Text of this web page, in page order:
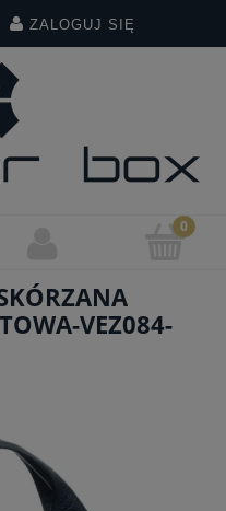
ZALOGUJ SIĘ
VEZ084-